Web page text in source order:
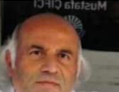
kendi hakikatini
yolcu. Yazmaya nasıl
ve ne kadar
yazdığınızdan bahseder
İlkokul yıllarında
dünyayı ve hayatı ifade...